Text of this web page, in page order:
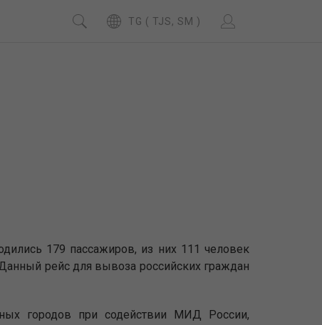
TG ( TJS, SM )
179 пассажиров, из них 111 человек
рейс для вывоза российских граждан
городов при содействии МИД России,